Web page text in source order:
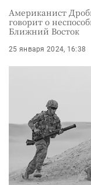
Американист
говорит о
Ближний Восток
25 января 2024, 16:38